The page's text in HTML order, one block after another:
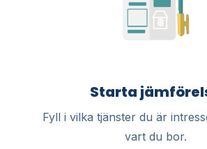
Starta
Fyll i vilka tjänster du är
vart du bor.